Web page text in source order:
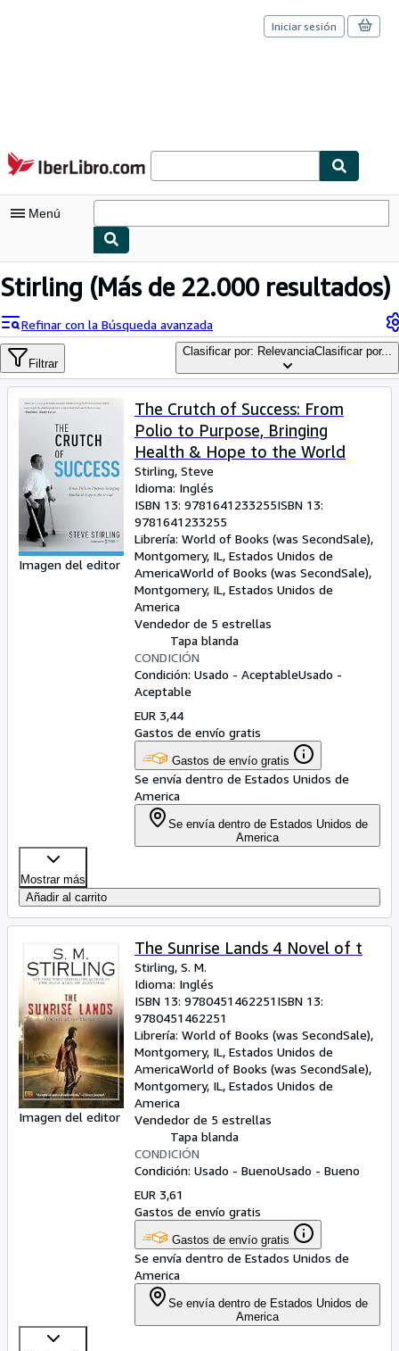
Pasar al contenido principal
IberLibro.com
Iniciar sesión
Menú
Mi cuenta
Cerrar sesión
Búsqueda avanzada
Colecciones
Libros antiguos
Arte y coleccionismo
Vendedores
Comenzar a vender
Ayuda
CERRAR
Stirling (Más de 22.000 resultados)
Refinar con la Búsqueda avanzada
Filtrar
Clasificar por: RelevanciaClasificar por...
Imagen del editor
The Crutch of Success: From
Polio to Purpose, Bringing
Health & Hope to the World
Stirling, Steve
Idioma: Inglés
ISBN 13: 9781641233255ISBN 13:
9781641233255
Librería: World of Books (was SecondSale),
Montgomery, IL, Estados Unidos de
AmericaWorld of Books (was SecondSale),
Montgomery, IL, Estados Unidos de
America
Vendedor de 5 estrellas
Tapa blanda
CONDICIÓN
Condición: Usado - AceptableUsado -
Aceptable
EUR 3,44
Gastos de envío gratis
Gastos de envío gratis
Se envía dentro de Estados Unidos de
America
Se envía dentro de Estados Unidos de
America
Mostrar más
Añadir al carrito
Imagen del editor
The Sunrise Lands 4 Novel of t
Stirling, S. M.
Idioma: Inglés
ISBN 13: 9780451462251ISBN 13:
9780451462251
Librería: World of Books (was SecondSale),
Montgomery, IL, Estados Unidos de
AmericaWorld of Books (was SecondSale),
Montgomery, IL, Estados Unidos de
America
Vendedor de 5 estrellas
Tapa blanda
CONDICIÓN
Condición: Usado - BuenoUsado - Bueno
EUR 3,61
Gastos de envío gratis
Gastos de envío gratis
Se envía dentro de Estados Unidos de
America
Se envía dentro de Estados Unidos de
America